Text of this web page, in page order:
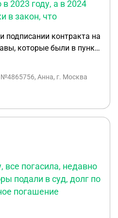
2023 году, а в 2024
в закон, что
которые были в пункте
долг по кредиту будет не
было изначально
2024 были внесены
кредиты должны
до 1 декабря, а
приставам в
кабинете) кредит по
сначала было
документами,
№4865756, Анна, г. Москва
все погасила, недавно
подали в суд, долг по
погашение